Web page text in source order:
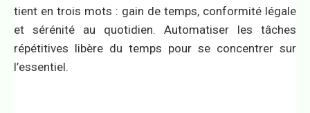
tient en trois mots : gain de temps, conformité légale
et sérénité au quotidien. Automatiser les tâches
répétitives libère du temps pour se concentrer sur
l’essentiel.